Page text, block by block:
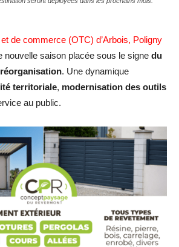
de commerce (OTC) d’Arbois, Poligny
nouvelle saison placée sous le signe du
. Une dynamique
territoriale, modernisation des outils
au public.